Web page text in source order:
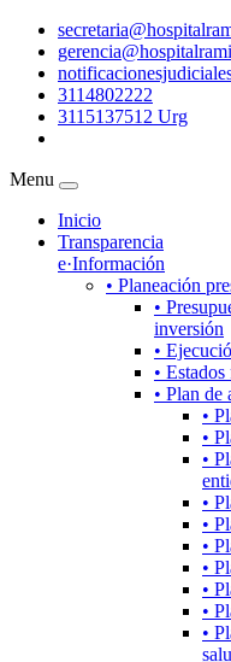
3114802222
3115137512 Urg
Menu
Inicio
Transparencia
e·Información
• Planeación
•
inversión
•
•
• Plan de
•
•
•
•
•
•
•
•
•
•